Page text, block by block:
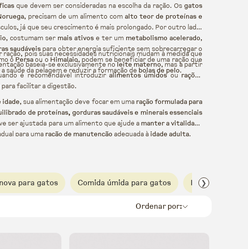
que devem ser consideradas na escolha da ração. Os gatos
, precisam de um alimento com alto teor de proteínas e
já que seu crescimento é mais prolongado. Por outro lado,
, costumam ser mais ativos e ter um metabolismo acelerado,
saudáveis para obter energia suficiente sem sobrecarregar o
o Persaou o Himalaio, podem se beneficiar de uma ração que
saúde da pelagem e reduzir a formação de bolas de pelo.
pois suas necessidades nutricionais mudam à medida que
baseia-se exclusivamente noleite materno, mas a partir
é recomendável introduziralimentos úmidosourações
para facilitar a digestão.
idade, sua alimentação deve focar em uma ração formulada para
de proteínas, gorduras saudáveis e minerais essenciais
ser ajustada para um alimento que ajude amanter a vitalidade
para umaração de manutenção adequada àidade adulta.
para gatos Comida úmida para gatos Harper &
❯
Ordenar por: